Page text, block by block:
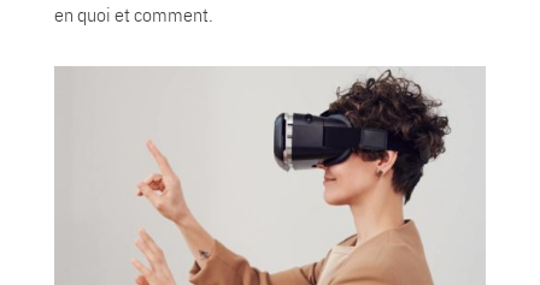
en quoi et comment.